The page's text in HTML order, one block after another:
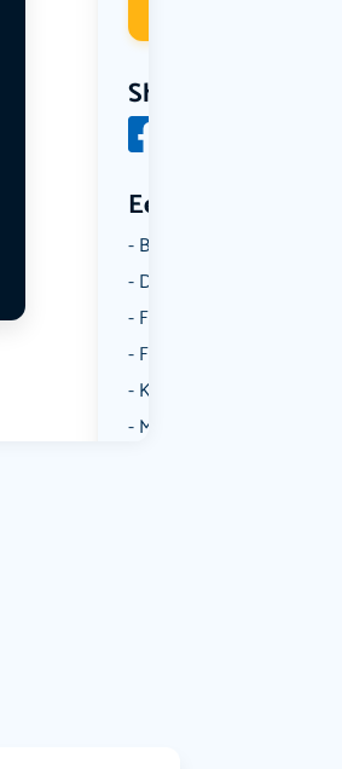
Share
Een aantal
Borrelen
Dansen
Fietsen
Film
Kunst & Cultuur
Muziek